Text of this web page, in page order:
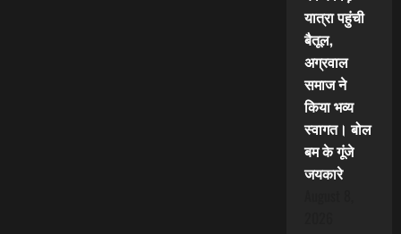
यात्रा पहुंची
बैतूल,
अग्रवाल
समाज ने
किया भव्य
स्वागत। बोल
बम के गूंजे
जयकारे